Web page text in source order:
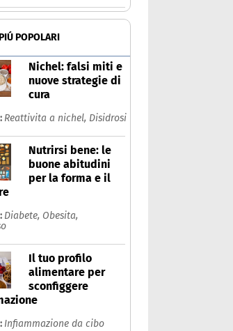
Risposte
POPOLARI
Nichel: falsi miti e
nuove strategie di
cura
Reattivita a nichel, Disidrosi
Nutrirsi bene: le
buone abitudini
per la forma e il
Diabete, Obesita,
Il tuo profilo
alimentare per
sconfiggere
Infiammazione da cibo